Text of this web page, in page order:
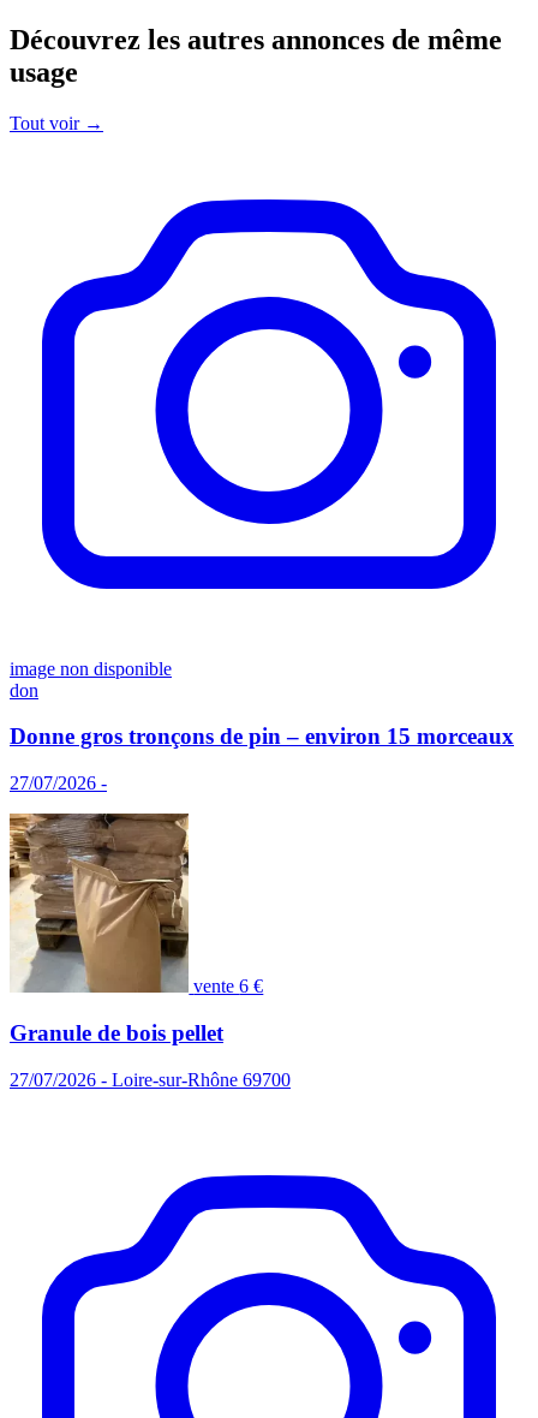
Découvrez les autres annonces de même
usage
Tout voir →
image non disponible
don
Donne gros tronçons de pin – environ 15 morceaux
27/07/2026 -
vente6 €
Granule de bois pellet
27/07/2026 - Loire-sur-Rhône 69700